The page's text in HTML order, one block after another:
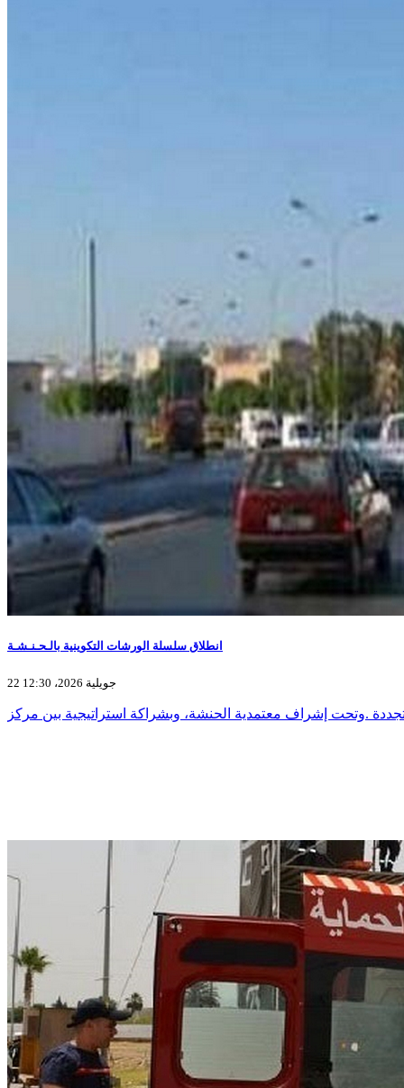
انطلاق سلسلة الورشات التكوينية بالـحـنـشـة
22 جويلية 2026، 12:30